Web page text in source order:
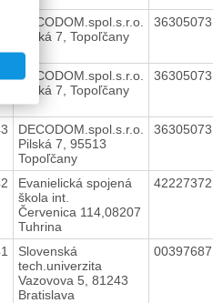
DECODOM.spol.s.r.o.
Pilská 7, Topoľčany
36305073
DECODOM.spol.s.r.o.
Pilská 7, Topoľčany
36305073
DECODOM.spol.s.r.o.
Pilská 7, 95513
Topoľčany
36305073
Evanielická spojená
škola int.
Červenica 114,08207
Tuhrina
42227372
Slovenská
tech.univerzita
Vazovova 5, 81243
Bratislava
00397687